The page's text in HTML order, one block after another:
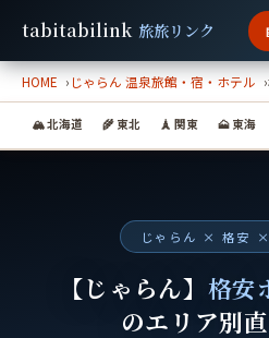
tabitabilink 旅旅リンク
HOME じゃらん 温泉旅館・宿・ホテル
🏔 北海道 🌾 東北 🗼 関東 🗻 東海
じゃらん × 格安
【じゃらん】 格安
のエリア別